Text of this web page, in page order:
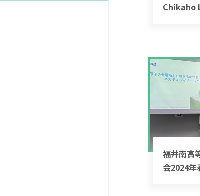
Chikaho
福井南高
会2024年